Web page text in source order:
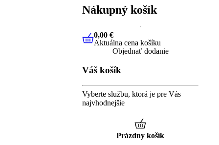
Nákupný košík
0,00 €Aktuálna cena košíku
0,00 €
Aktuálna cena košíku
Objednať dodanie
Váš košík
Vyberte službu, ktorá je pre Vás
najvhodnejšie
Prázdny košík